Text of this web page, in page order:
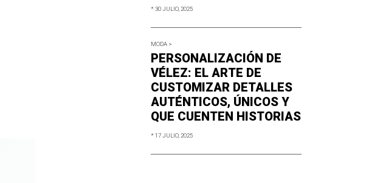
* 30 JULIO, 2025
MODA >
PERSONALIZACIÓN DE
VÉLEZ: EL ARTE DE
CUSTOMIZAR DETALLES
AUTÉNTICOS, ÚNICOS Y
QUE CUENTEN HISTORIAS
* 17 JULIO, 2025